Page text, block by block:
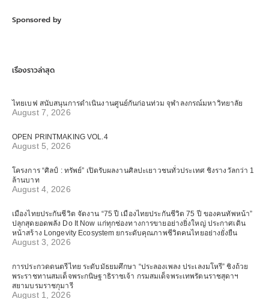
Sponsored by
เรื่องราวล่าสุด
ไทยเบฟ สนับสนุนการดำเนินงานศูนย์กันก่อนท่วม จุฬาลงกรณ์มหาวิทยาลัย
August 7, 2026
OPEN PRINTMAKING VOL.4
August 5, 2026
โครงการ “ศิลป์ : ทรัพย์” เปิดรับผลงานศิลปะเยาวชนทั่วประเทศ ชิงรางวัลกว่า 1
ล้านบาท
August 4, 2026
เมืองไทยประกันชีวิต จัดงาน “75 ปี เมืองไทยประกันชีวิต 75 ปี ของคนทัพหน้า”
ปลุกสุดยอดพลัง Do It Now แก่ทุกช่องทางการขายอย่างยิ่งใหญ่ ประกาศเดิน
หน้าสร้าง Longevity Ecosystem ยกระดับคุณภาพชีวิตคนไทยอย่างยั่งยืน
August 3, 2026
การประกวดดนตรีไทย ระดับมัธยมศึกษา “ประลองเพลง ประเลงมโหรี” ชิงถ้วย
พระราชทานสมเด็จพระกนิษฐาธิราชเจ้า กรมสมเด็จพระเทพรัตนราชสุดาฯ
สยามบรมราชกุมารี
August 1, 2026